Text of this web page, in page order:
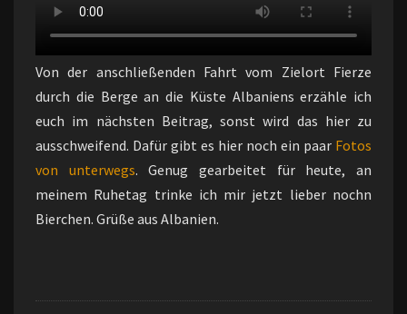
Von der anschließenden Fahrt vom Zielort Fierze
durch die Berge an die Küste Albaniens erzähle ich
euch im nächsten Beitrag, sonst wird das hier zu
ausschweifend. Dafür gibt es hier noch ein paar Fotos
von unterwegs. Genug gearbeitet für heute, an
meinem Ruhetag trinke ich mir jetzt lieber nochn
Bierchen. Grüße aus Albanien.